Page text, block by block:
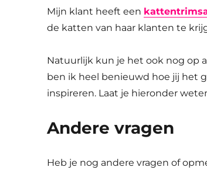
Mijn klant heeft een
de katten van haar klanten te
Natuurlijk kun je het ook nog op
ben ik heel benieuwd hoe jij het
inspireren. Laat je hieronder
Andere vragen
Heb je nog andere vragen of